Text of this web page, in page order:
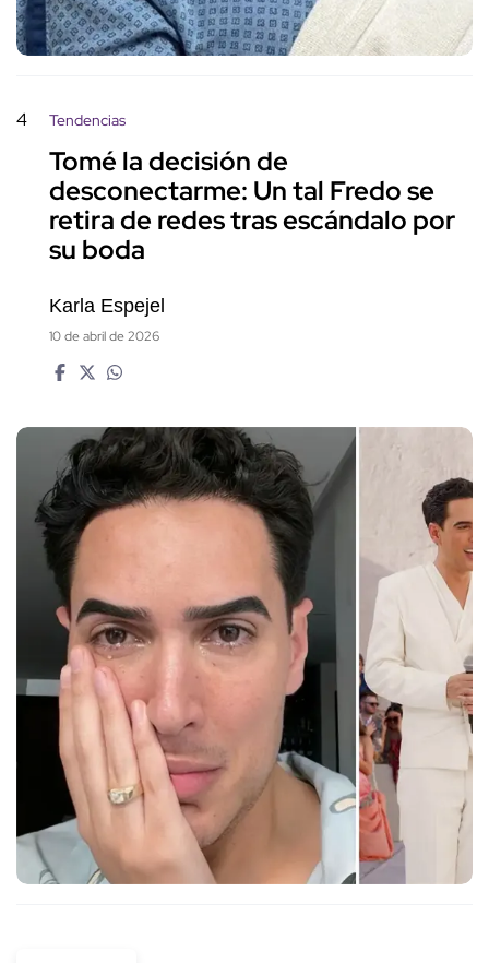
4 Tendencias
Tomé la decisión de
desconectarme: Un tal Fredo se
retira de redes tras escándalo por
su boda
Karla Espejel
10 de abril de 2026